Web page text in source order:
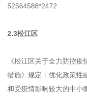
52564588*2472
2.3松江区
《松江区关于全力防控
措施》规定：优化政策性
和受疫情影响较大的中小